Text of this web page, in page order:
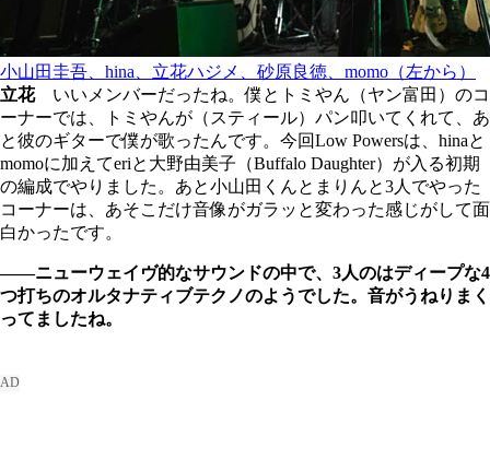
小山田圭吾、hina、立花ハジメ、砂原良徳、momo（左から）
立花いいメンバーだったね。僕とトミやん（ヤン富田）のコ
ーナーでは、トミやんが（スティール）パン叩いてくれて、あ
と彼のギターで僕が歌ったんです。今回Low Powersは、hinaと
momoに加えてeriと大野由美子（Buffalo Daughter）が入る初期
の編成でやりました。あと小山田くんとまりんと3人でやった
コーナーは、あそこだけ音像がガラッと変わった感じがして面
白かったです。
――ニューウェイヴ的なサウンドの中で、3人のはディープな4
つ打ちのオルタナティブテクノのようでした。音がうねりまく
ってましたね。